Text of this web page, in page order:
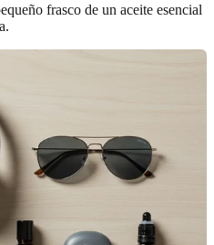
frasco de un aceite esencial